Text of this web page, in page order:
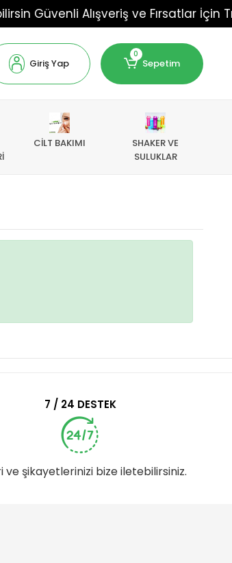
Güvenli Alışveriş ve Fırsatlar İçin
Giriş Yap
0
Sepetim
CİLT BAKIMI
SHAKER VE
SULUKLAR
7 / 24 DESTEK
ve şikayetlerinizi bize iletebilirsiniz.